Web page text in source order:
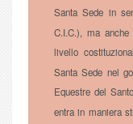
Santa Sede in
C.I.C.), ma
livello
Santa Sede nel
Equestre del
entra in maniera